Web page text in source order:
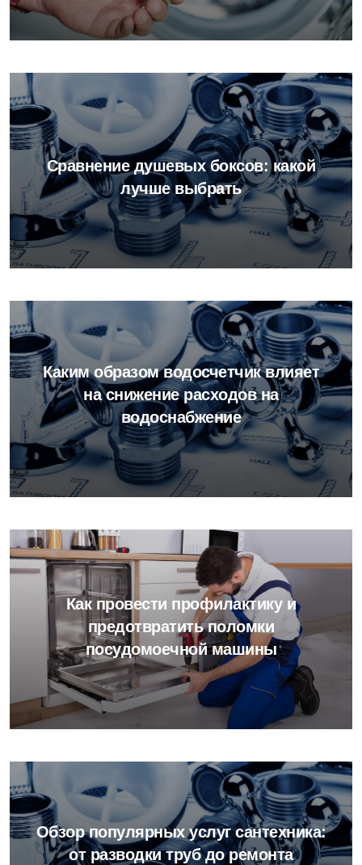
Сравнение душевых боксов: какой
лучше выбрать
Каким образом водосчетчик влияет
на снижение расходов на
водоснабжение
Как провести профилактику и
предотвратить поломки
посудомоечной машины
Обзор популярных услуг сантехника:
от разводки труб до ремонта